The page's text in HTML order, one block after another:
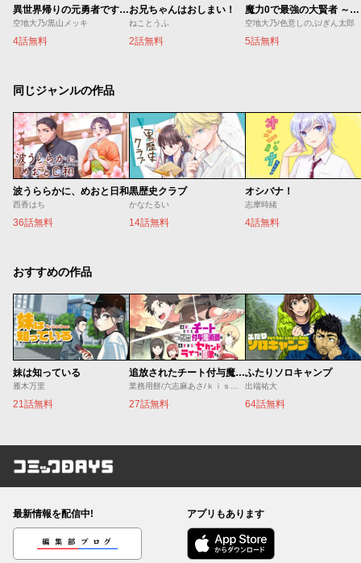
異世界帰りの元勇者ですが、デスゲームに巻き込まれました
空地大乃/黒山メッキ
4話無料
お兄ちゃんはおしまい！
ねことうふ
2話無料
魔力0で最強の大賢者 ～それは魔法ではない、物理だ！～
空地大乃/色意しのぶ/ぎん太郎
5話無料
同じジャンルの作品
波うららかに、めおと日和
西香はち
36話無料
黒歴史クラブ
かなたるい
14話無料
オシバナ！
志摩時緒
4話無料
おすすめの作品
妹は知っている
雁木万里
21話無料
追放されたチート付与魔術師は気ままなセカンドライフを謳歌する。 ～俺は武器だけじゃなく、あらゆるものに『強化ポイント』を付与できるし、俺の意思でいつでも効果を解除できるけど、残った人たち大丈夫？～
業務用餅/六志麻あさ/ｋｉｓｕｉ
27話無料
ふたりソロキャンプ
出端祐大
64話無料
コミックDAYS
最新情報を配信中!
編集部ブログ
アプリもあります